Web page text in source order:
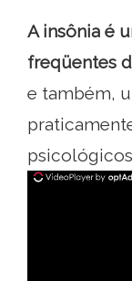
A insônia é
freqüentes
e também,